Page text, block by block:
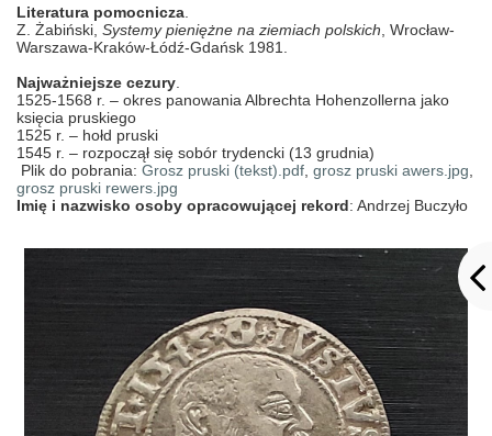
Literatura pomocnicza
Z. Żabiński, Systemy pieniężne na ziemiach polskich , Wrocław-
Warszawa-Kraków-Łódź-Gdańsk 1981.
Najważniejsze cezury
1525-1568 r. – okres panowania Albrechta Hohenzollerna jako
księcia pruskiego
1525 r. – hołd pruski
1545 r. – rozpoczął się sobór trydencki (13 grudnia)
Plik do pobrania: Grosz pruski (tekst).pdf grosz pruski awers.jpg
grosz pruski rewers.jpg
Imię i nazwisko osoby opracowującej rekord: Andrzej Buczyło